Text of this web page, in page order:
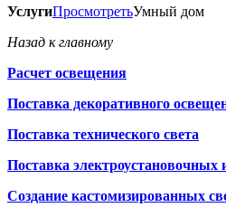
УслугиПросмотретьУмный дом
Назад к главному
Расчет освещения
Поставка декоративного
Поставка технического света
Поставка электроустановочных
Создание кастомизированных